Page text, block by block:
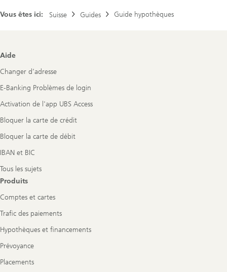
Vous êtes ici: Suisse Guides Guide hypothèques
Footer
Aide
Changer d’adresse
E-Banking Problèmes de login
Activation de l'app UBS Access
Bloquer la carte de crédit
Bloquer la carte de débit
IBAN et BIC
Tous les sujets
Produits
Comptes et cartes
Trafic des paiements
Hypothèques et financements
Prévoyance
Placements